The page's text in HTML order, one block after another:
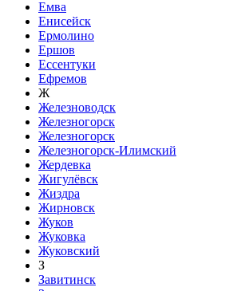
Емва
Енисейск
Ермолино
Ершов
Ессентуки
Ефремов
Ж
Железноводск
Железногорск
Железногорск
Железногорск-Илимский
Жердевка
Жигулёвск
Жиздра
Жирновск
Жуков
Жуковка
Жуковский
З
Завитинск